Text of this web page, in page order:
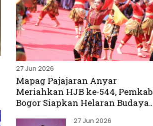
27 Jun 2026
Mapag Pajajaran Anyar
Meriahkan HJB ke-544, Pemkab
Bogor Siapkan Helaran Budaya
27 Jun 2026